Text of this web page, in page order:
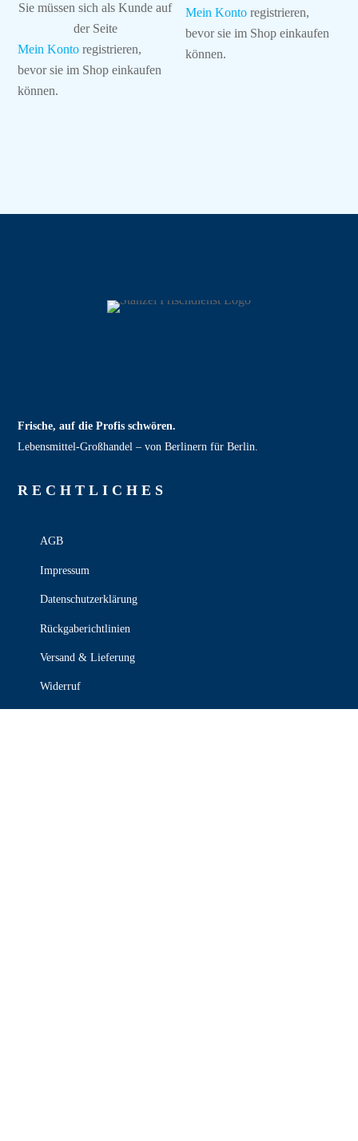
Sie müssen sich als Kunde auf
der Seite
Mein Konto registrieren,
bevor sie im Shop einkaufen
können.
Mein Konto registrieren,
bevor sie im Shop einkaufen
können.
Frische, auf die Profis schwören.
Lebensmittel‑Großhandel – von Berlinern für Berlin.
RECHT­LICHES
AGB
Impressum
Datenschutzerklärung
Rückgaberichtlinien
Versand & Lieferung
Widerruf